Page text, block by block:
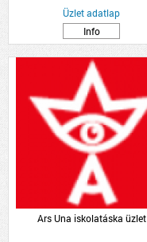
Üzlet adatlap
Info
Ars Una iskolatáska üzlet